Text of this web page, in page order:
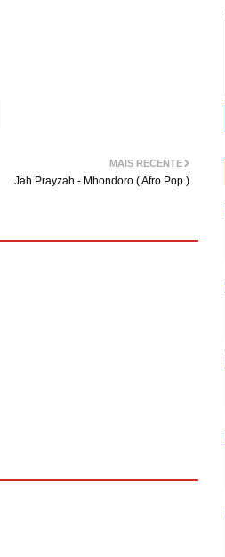
MAIS RECENTE
Jah Prayzah - Mhondoro ( Afro Pop )